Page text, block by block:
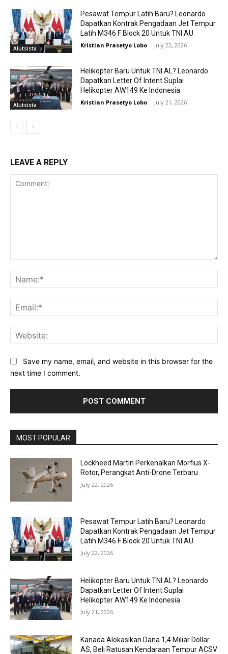
Alutsista
Pesawat Tempur Latih Baru? Leonardo
Dapatkan Kontrak Pengadaan Jet Tempur
Latih M346 F Block 20 Untuk TNI AU
Kristian Prasetyo Lobo - July 22, 2026
Alutsista
Helikopter Baru Untuk TNI AL? Leonardo
Dapatkan Letter Of Intent Suplai
Helikopter AW149 Ke Indonesia
Kristian Prasetyo Lobo - July 21, 2026
LEAVE A REPLY
Save my name, email, and website in this browser for the
next time I comment.
MOST POPULAR
Lockheed Martin Perkenalkan Morfius X-
Rotor, Perangkat Anti-Drone Terbaru
July 22, 2026
Pesawat Tempur Latih Baru? Leonardo
Dapatkan Kontrak Pengadaan Jet Tempur
Latih M346 F Block 20 Untuk TNI AU
July 22, 2026
Helikopter Baru Untuk TNI AL? Leonardo
Dapatkan Letter Of Intent Suplai
Helikopter AW149 Ke Indonesia
July 21, 2026
Kanada Alokasikan Dana 1,4 Miliar Dollar
AS, Beli Ratusan Kendaraan Tempur ACSV